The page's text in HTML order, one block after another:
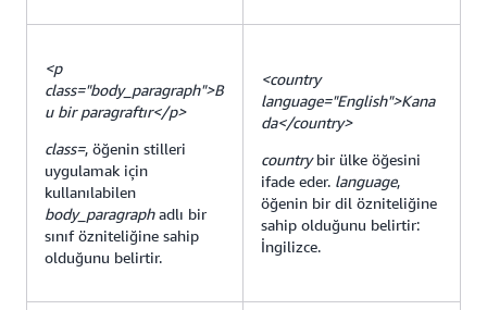
<p
class="body_paragraph">B
u bir paragraftır</p>
class=, öğenin stilleri
uygulamak için
kullanılabilen
body_paragraphadlı bir
sınıf özniteliğine sahip
olduğunu belirtir.
<country
language="English">Kana
da</country>
countrybir ülke öğesini
ifade eder. language,
öğenin bir dil özniteliğine
sahip olduğunu belirtir:
İngilizce.